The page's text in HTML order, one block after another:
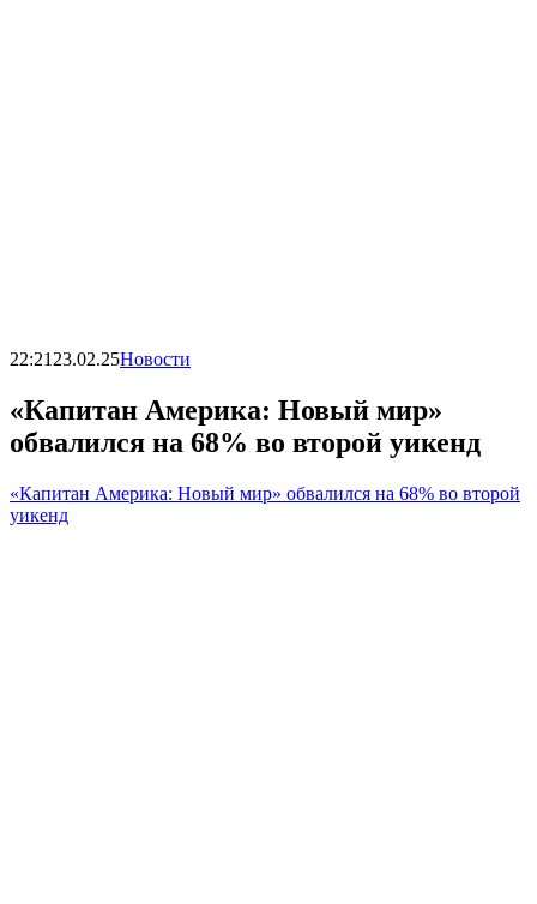
22:2123.02.25Новости
«Капитан Америка: Новый мир»
обвалился на 68% во второй уикенд
«Капитан Америка: Новый мир» обвалился на 68% во второй
уикенд